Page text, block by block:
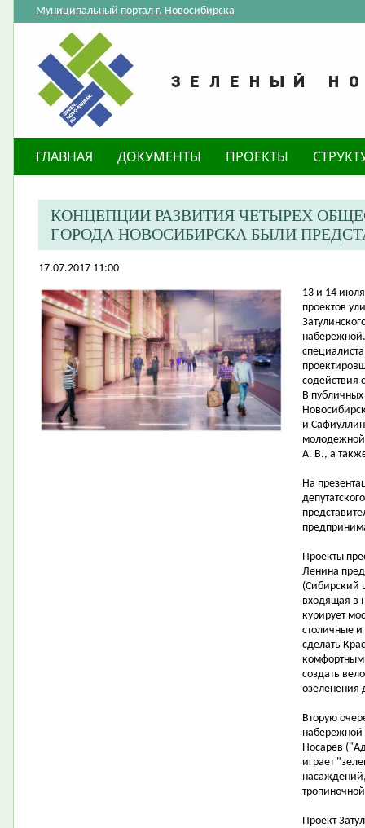
Муниципальный портал г. Новосибирска
ГЛАВНАЯ ДОКУМЕНТЫ ПРОЕКТЫ
КОНЦЕПЦИИ РАЗВИТИЯ ЧЕТЫРЕХ
ГОРОДА НОВОСИБИРСКА БЫЛИ
17.07.2017 11:00
​13 и 14
проектов
содействия
В
и
молодежной
А. В., а
На
Проекты
Ленина
(Сибирский
входящая в
курирует
столичные
сделать
создать
озеленения
Вторую
набережной
Носарев
играет
Проект